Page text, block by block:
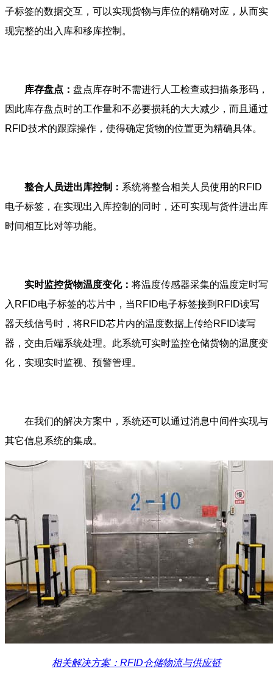
子标签的数据交互，可以实现货物与库位的精确对应，从而实
现完整的出入库和移库控制。
库存盘点： 盘点库存时不需进行人工检查或扫描条形码，
因此库存盘点时的工作量和不必要损耗的大大减少，而且通过
RFID技术的跟踪操作，使得确定货物的位置更为精确具体。
整合人员进出库控制： 系统将整合相关人员使用的RFID
电子标签，在实现出入库控制的同时，还可实现与货件进出库
时间相互比对等功能。
实时监控货物温度变化： 将温度传感器采集的温度定时写
入RFID电子标签的芯片中，当RFID电子标签接到RFID读写
器天线信号时，将RFID芯片内的温度数据上传给RFID读写
器，交由后端系统处理。此系统可实时监控仓储货物的温度变
化，实现实时监视、预警管理。
在我们的解决方案中，系统还可以通过消息中间件实现与
其它信息系统的集成。
相关解决方案：RFID仓储物流与供应链